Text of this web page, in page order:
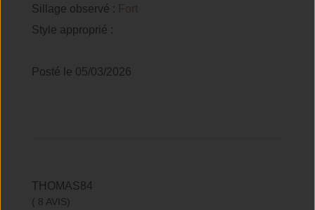
Sillage observé : Fort
Style approprié :
Posté le 05/03/2026
THOMAS84
( 8 AVIS)